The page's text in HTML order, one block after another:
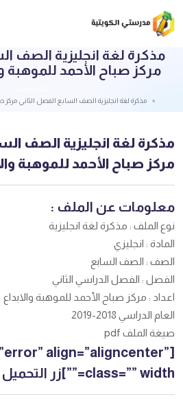
مذكرة لغة انجليزية الصف
مركز صباح الأحمد للموهبة والابداع
مذكرة لغة انجليزية الصف السابع الفصل الثاني مركز صباح
مذكرة لغة انجليزية الصف
مركز صباح الأحمد للموهبة والابداع
معلومات عن الملف :
نوع الملف : مذكرة لغة انجليزية
المادة : انجليزي
الصف : الصف السابع
الفصل : الفصل الدراسي الثاني
اعداد : مركز صباح الأحمد للموهبة والابداع
العام الدراسي 2018-2019
صيغة الملف pdf
align=”aligncenter”
class=”” width=””]زر التحميل في الاسفل [/box]